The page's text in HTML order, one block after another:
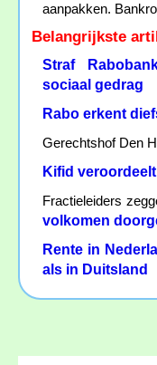
aanpakken.
Belangrijkste
Straf
sociaal gedrag
Rabo erkent
Gerechtshof Den
Kifid
Fractieleiders
volkomen
Rente in
als in Duitsland